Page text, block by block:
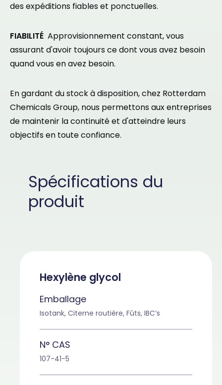
des expéditions fiables et ponctuelles.
FIABILITÉ Approvisionnement constant, vous
assurant d'avoir toujours ce dont vous avez besoin
quand vous en avez besoin.
En gardant du stock à disposition, chez Rotterdam
Chemicals Group, nous permettons aux entreprises
de maintenir la continuité et d'atteindre leurs
objectifs en toute confiance.
Spécifications du
produit
Hexylène glycol
Emballage
Isotank, Citerne routière, Fûts, IBC’s
N° CAS
107-41-5